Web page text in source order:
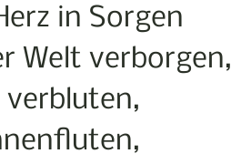
in Sorgen
Welt verborgen,
verbluten,